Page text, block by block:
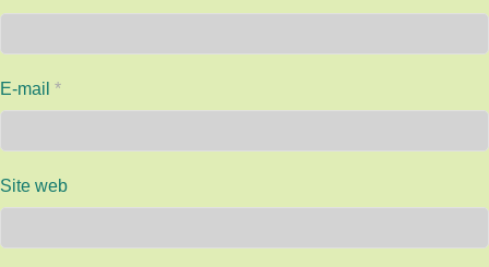
E-mail *
Site web